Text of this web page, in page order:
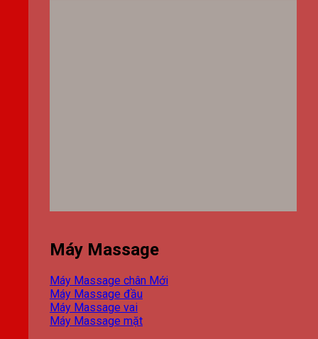
Máy Massage
Máy Massage chân
Máy Massage đầu
Máy Massage vai
Máy Massage mặt